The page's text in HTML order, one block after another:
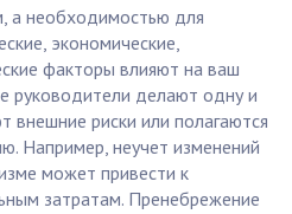
а необходимостью для
экономические,
факторы влияют на ваш
руководители делают одну и
внешние риски или полагаются
Например, неучет изменений
может привести к
затратам. Пренебрежение